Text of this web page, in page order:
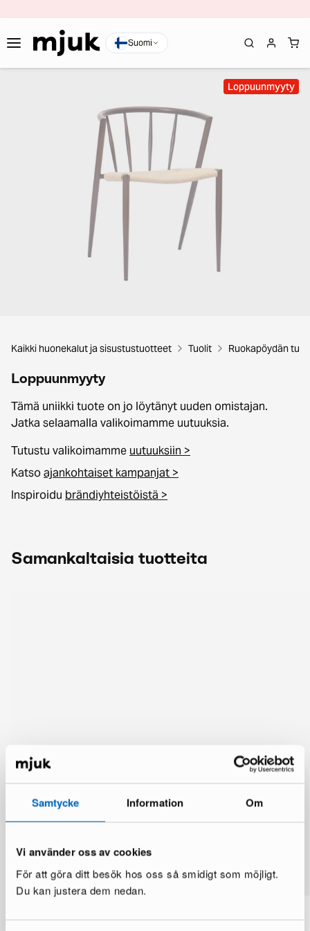
Samtycke Information Om
Vi använder oss av cookies
För att göra ditt besök hos oss så smidigt som möjligt.
Du kan justera dem nedan.
Suomi
Loppuunmyyty
Kaikki huonekalut ja sisustustuotteet Tuolit Ruokapöydän
Loppuunmyyty
Tämä uniikki tuote on jo löytänyt uuden omistajan.
Jatka selaamalla valikoimamme uutuuksia.
Tutustu valikoimamme uutuuksiin >
Katsoajankohtaiset kampanjat >
Inspiroidu brändiyhteistöistä >
Samankaltaisia tuotteita
Katso lisää >